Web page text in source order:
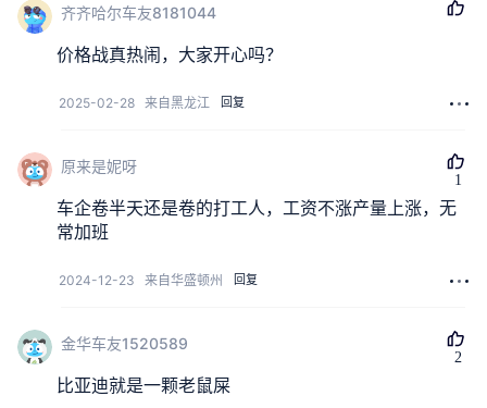
齐齐哈尔车友8181044
价格战真热闹，大家开心吗？
2025-02-28 来自黑龙江 回复
原来是妮呀
1
1
车企卷半天还是卷的打工人，工资不涨产量上涨，无
常加班
2024-12-23 来自华盛顿州 回复
金华车友1520589
2
比亚迪就是一颗老鼠屎